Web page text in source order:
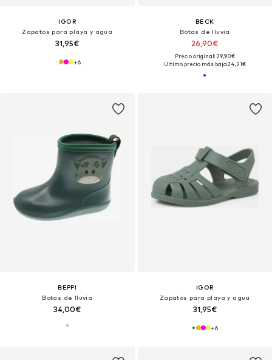
IGOR
Zapatos para playa y agua
31,95€
+6
BECK
Botas de lluvia
26,90€
Precio original: 29,90€
Último precio más bajo:24,21€
BEPPI
Botas de lluvia
34,00€
IGOR
Zapatos para playa y agua
31,95€
+6